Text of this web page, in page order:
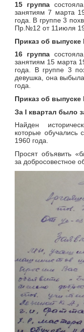
15 группа
занятиям 7 марта
года. В группе 3
Пр.№12 от 11июля
Приказ об
16 группа
занятиям 15 марта
года. В группе 3
девушка, она
года.
Приказ об
За I квартал было
Найден
которые
1960 года.
Просят объявить
за добросовестное